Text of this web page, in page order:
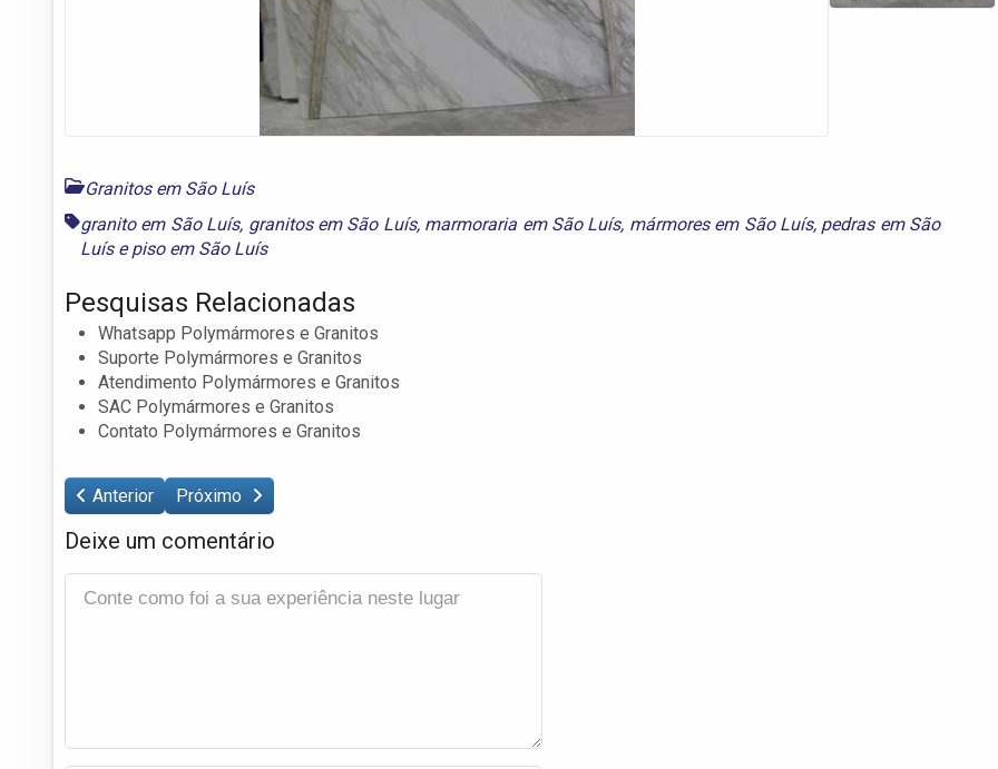
Granitos em São Luís
granito em São Luís, granitos em São Luís, marmoraria em São Luís, mármores em São Luís, pedras em São
Luísepiso em São Luís
Pesquisas Relacionadas
Whatsapp Polymármores e Granitos
Suporte Polymármores e Granitos
Atendimento Polymármores e Granitos
SAC Polymármores e Granitos
Contato Polymármores e Granitos
Anterior Próximo
Deixe um comentário